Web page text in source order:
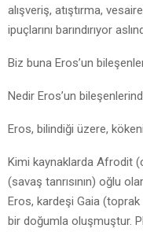
alışveriş, atıştırma,
ipuçlarını barındırıyor
Biz buna Eros’un
Nedir Eros’un
Eros, bilindiği üzere, kökeni
Kimi kaynaklarda Afrodit
(savaş tanrısının) oğlu
Eros, kardeşi Gaia (toprak
bir doğumla oluşmuştur.